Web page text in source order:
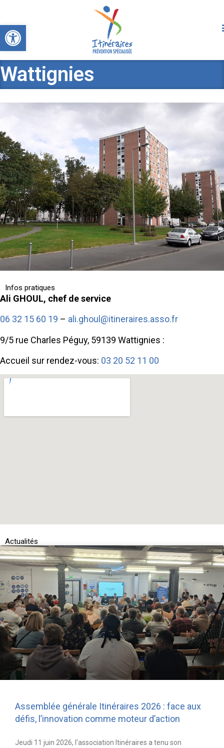
Ouvrir la barre d’outils
Wattignies
Infos pratiques
Ali GHOUL, chef de service
06 32 15 60 19 – ali.ghoul@itineraires.asso.fr
9/5 rue Charles Péguy, 59139 Wattignies :
Accueil sur rendez-vous: 03 20 52 11 00
Actualités
Assemblée générale Itinéraires 2026 : face aux
défis, l’innovation comme moteur d’action
Jeudi 11 juin 2026, l’association Itinéraires a tenu son